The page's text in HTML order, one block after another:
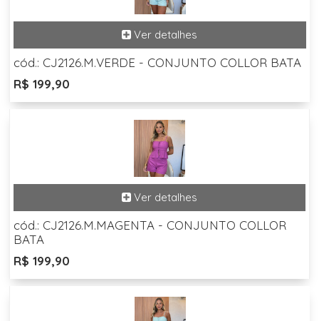
cód.: CJ2126.M.VERDE - CONJUNTO COLLOR BATA
R$ 199,90
cód.: CJ2126.M.MAGENTA - CONJUNTO COLLOR
BATA
R$ 199,90